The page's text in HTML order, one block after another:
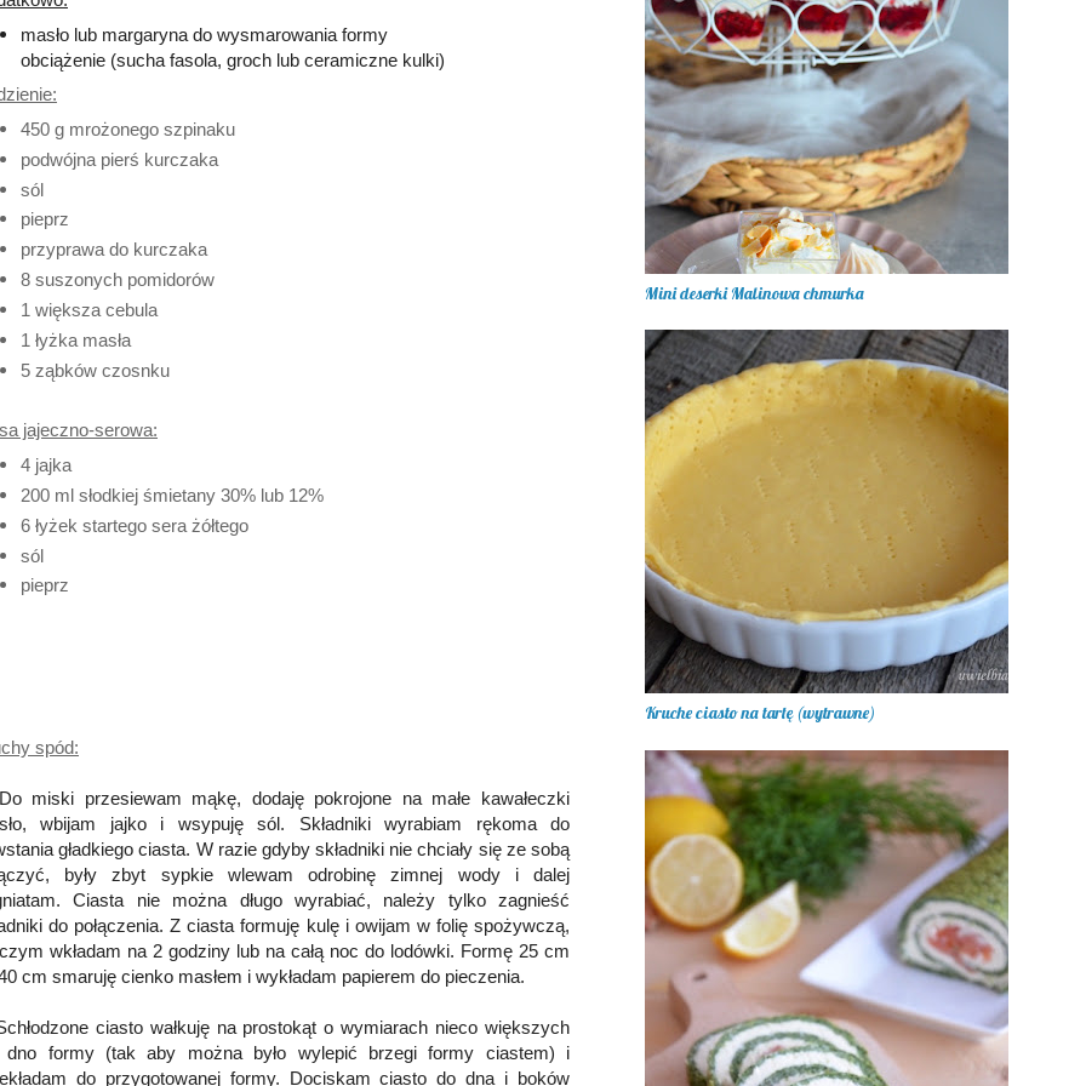
masło lub margaryna do wysmarowania formy
obciążenie (sucha fasola, groch lub ceramiczne kulki)
450 g mrożonego szpinaku
podwójna pierś kurczaka
sól
pieprz
przyprawa do kurczaka
8 suszonych pomidorów
1 większa cebula
1 łyżka masła
5 ząbków czosnku
jajeczno-serowa:
4 jajka
200 ml słodkiej śmietany 30% lub 12%
6 łyżek startego sera żółtego
sól
pieprz
spód:
miski przesiewam mąkę, dodaję pokrojone na małe kawałeczki
wbijam jajko i wsypuję sól. Składniki wyrabiam rękoma do
gładkiego ciasta. W razie gdyby składniki nie chciały się ze sobą
były zbyt sypkie wlewam odrobinę zimnej wody i dalej
Ciasta nie można długo wyrabiać, należy tylko zagnieść
do połączenia. Z ciasta formuję kulę i owijam w folię spożywczą,
wkładam na 2 godziny lub na całą noc do lodówki. Formę 25 cm
cm smaruję cienko masłem i wykładam papierem do pieczenia.
ciasto wałkuję na prostokąt o wymiarach nieco większych
dno formy (tak aby można było wylepić brzegi formy ciastem) i
do przygotowanej formy. Dociskam ciasto do dna i boków
Mini deserki Malinowa chmurka
Kruche ciasto na tartę (wytrawne)